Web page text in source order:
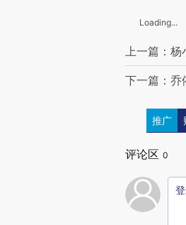
Loading...
上一篇：
下一篇：乔
推广
评论区 0